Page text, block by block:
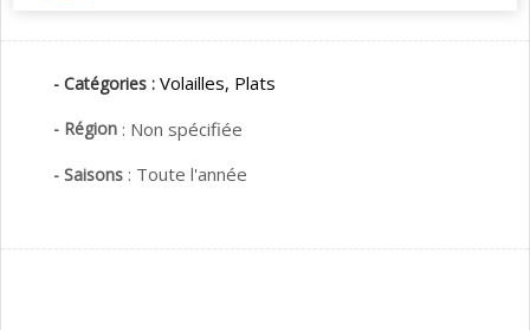
- Catégories : Volailles, Plats
- Région : Non spécifiée
- Saisons : Toute l'année